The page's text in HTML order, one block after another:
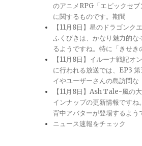
のアニメRPG「エピックセブ
に関するものです。期間
【11月8日】星のドラゴンク
ふくびきは、かなり魅力的な
るようですね。特に「きせき
【11月8日】イルーナ戦記オ
に行われる放送では、EP3
イやユーザーさんの島訪問な
【11月8日】Ash Tale-風の
インナップの更新情報ですね
背中アバターが登場するよう
ニュース速報をチェック